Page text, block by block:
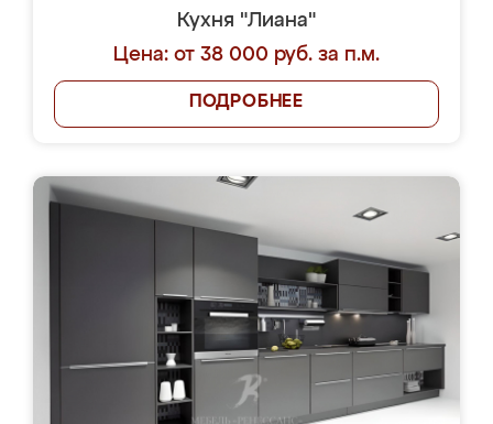
Кухня "Лиана"
Цена: от 38 000 руб. за п.м.
ПОДРОБНЕЕ